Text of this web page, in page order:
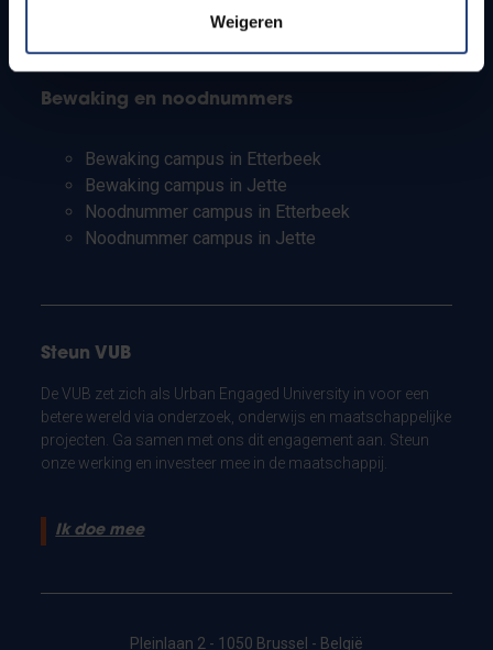
Weigeren
Bewaking en noodnummers
Bewaking campus in Etterbeek
Bewaking campus in Jette
Noodnummer campus in Etterbeek
Noodnummer campus in Jette
Steun VUB
De VUB zet zich als Urban Engaged University in voor een
betere wereld via onderzoek, onderwijs en maatschappelijke
projecten. Ga samen met ons dit engagement aan. Steun
onze werking en investeer mee in de maatschappij.
Ik doe mee
Pleinlaan 2 - 1050 Brussel - België